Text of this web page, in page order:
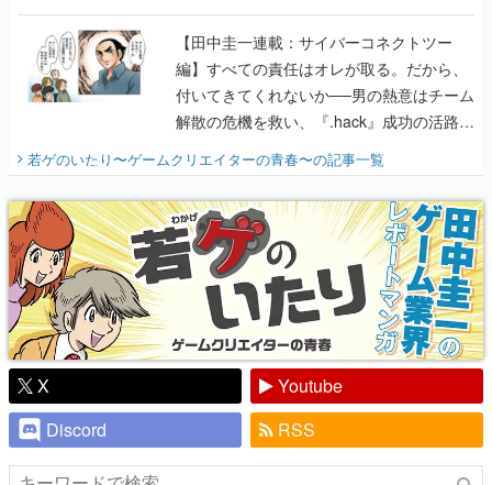
に行って、より理解を深めよう【PR】
【田中圭一連載：サイバーコネクトツー
編】すべての責任はオレが取る。だから、
付いてきてくれないか──男の熱意はチーム
解散の危機を救い、『.hack』成功の活路を
『少年ジャンプ』色だった【若ゲのいた
り】
若ゲのいたり〜ゲームクリエイターの青春〜の記事一覧
X
Youtube
Discord
RSS